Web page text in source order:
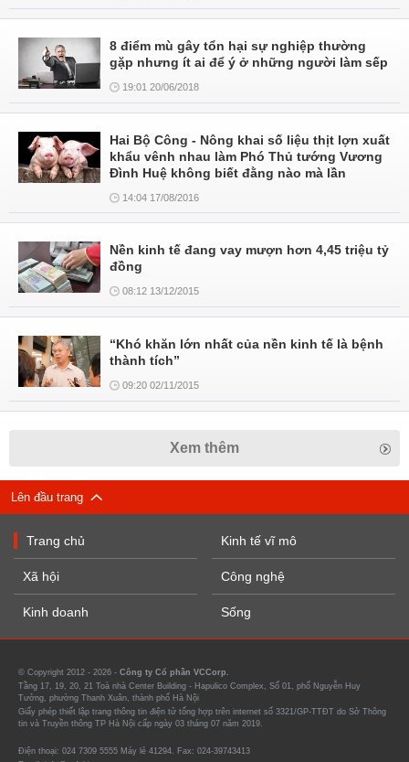
8 điểm mù gây tổn hại sự nghiệp thường
gặp nhưng ít ai để ý ở những người làm sếp
19:01 20/06/2018
Hai Bộ Công - Nông khai số liệu thịt lợn xuất
khẩu vênh nhau làm Phó Thủ tướng Vương
Đình Huệ không biết đằng nào mà lần
14:04 17/08/2016
Nền kinh tế đang vay mượn hơn 4,45 triệu tỷ
đồng
08:12 13/12/2015
“Khó khăn lớn nhất của nền kinh tế là bệnh
thành tích”
09:20 02/11/2015
Xem thêm
Lên đầu trang
Trang chủ
Xã hội
Kinh doanh
Kinh tế vĩ mô
Công nghệ
Sống
© Copyright 2012 - 2026 - Công ty Cổ phần VCCorp.
Tầng 17, 19, 20, 21 Toà nhà Center Building - Hapulico Complex, Số 01, phố Nguyễn Huy
Tưởng, phường Thanh Xuân, thành phố Hà Nội
Giấy phép thiết lập trang thông tin điện tử tổng hợp trên internet số 3321/GP-TTĐT do Sở Thông
tin và Truyền thông TP Hà Nội cấp ngày 03 tháng 07 năm 2019.
Điện thoại: 024 7309 5555 Máy lẻ 41294. Fax: 024-39743413